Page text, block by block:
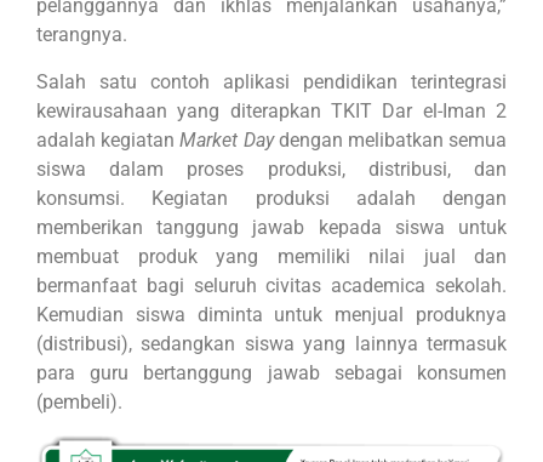
pelanggannya dan ikhlas menjalankan usahanya,”
terangnya.
Salah satu contoh aplikasi pendidikan terintegrasi
kewirausahaan yang diterapkan TKIT Dar el-Iman 2
adalah kegiatanMarket Daydengan melibatkan semua
siswa dalam proses produksi, distribusi, dan
konsumsi. Kegiatan produksi adalah dengan
memberikan tanggung jawab kepada siswa untuk
membuat produk yang memiliki nilai jual dan
bermanfaat bagi seluruh civitas academica sekolah.
Kemudian siswa diminta untuk menjual produknya
(distribusi), sedangkan siswa yang lainnya termasuk
para guru bertanggung jawab sebagai konsumen
(pembeli).